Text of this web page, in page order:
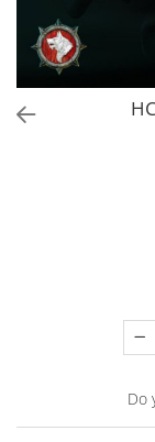
Do